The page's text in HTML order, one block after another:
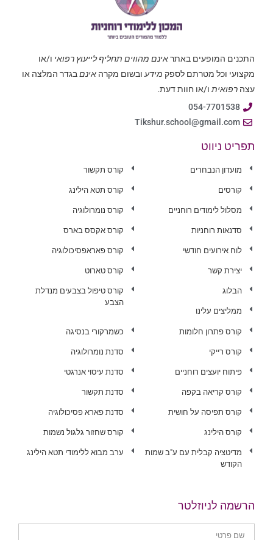
התכנים המופעים באתראינם מהווים תחליף לייעוץ רפואי ו/או
מקצועי וכל מטרתם לספק מידעובשום מקרה אינםבגדר המלצה או
עצה רפואיתו/או חוות דעת.
054-7701538
Tikshur.school@gmail.com
תפריט ניווט
מועדון הנבחרים
קורסים
מסלול לימודים רוחניים
סדנאות רוחניות
לוח אירועים חודשי
יצירת קשר
הבלוג
ממליצים עלינו
קורס תקשור
קורס תטא הילינג
קורס נומרולוגיה
קורס אקסס בארס
קורס פאראפסיכולוגיה
קורס טארוט
קורס טיפול בצבעים מנדלת
הצבע
קורס פתרון חלומות
קורס רייקי
פיתוח יועצים רוחניים
קורס קריאה בקפה
קורס תפיסה על חושית
קורס הילינג
מדיטציה קבלית עם ע"ב שמות
הקודש
כשמרקורי בנסיגה
סדנת נומרולוגיה
סדנת עיסוי אנרגטי
סדנת תקשור
סדנת פארא פסיכולוגיה
קורס שחזור גלגול נשמות
ערב מבוא ללימודי תטא הילינג
הרשמה לניוזלטר